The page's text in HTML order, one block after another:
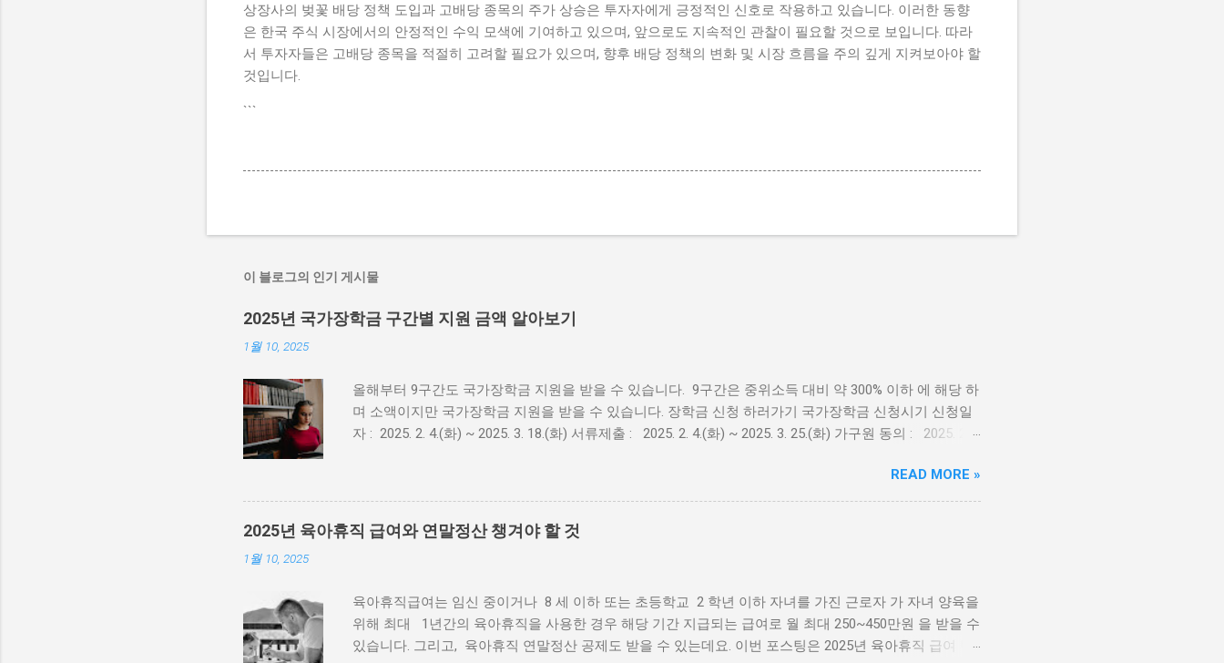
상장사의 벚꽃 배당 정책 도입과 고배당 종목의 주가 상승은 투자자에게 긍정적인 신호로 작용하고 있습니다. 이러한 동향
은 한국 주식 시장에서의 안정적인 수익 모색에 기여하고 있으며, 앞으로도 지속적인 관찰이 필요할 것으로 보입니다. 따라
서 투자자들은 고배당 종목을 적절히 고려할 필요가 있으며, 향후 배당 정책의 변화 및 시장 흐름을 주의 깊게 지켜보아야 할
것입니다.
```
이 블로그의 인기 게시물
2025년 국가장학금 구간별 지원 금액 알아보기
1월 10, 2025
올해부터 9구간도 국가장학금 지원을 받을 수 있습니다. 9구간은 중위소득 대비 약 300% 이하 에 해당 하
며 소액이지만 국가장학금 지원을 받을 수 있습니다. 장학금 신청 하러가기 국가장학금 신청시기 신청일
자 : 2025. 2. 4.(화) ~ 2025. 3. 18.(화) 서류제출 : 2025. 2. 4.(화) ~ 2025. 3. 25.(화) 가구원 동의 : 2025. 2.
신화 신청 기간이 부족 또는 최신화 신청 불가 장학금 신청 하러가기 국가장학금 구간별 소득 기준 * 소
득 기준은 매년 변동 될 수 있으며 한국장학재단 공식 홈페이지 에서 확인 가능. 국가장학금 구간별 지원
금액 지원구간 학기별 연간 금액 1구간 285만원 570만원 2구간 285만원 570만원 3구간
285만원 570만원 4구간 210만원 420만원 5구간 210만원...
READ MORE »
2025년 육아휴직 급여와 연말정산 챙겨야 할 것
1월 10, 2025
육아휴직급여는 임신 중이거나 8 세 이하 또는 초등학교 2 학년 이하 자녀를 가진 근로자 가 자녀 양육을
위해 최대 1년간의 육아휴직을 사용한 경우 해당 기간 지급되는 급여로 월 최대 250~450만원 을 받을 수
있습니다. 그리고, 육아휴직 연말정산 공제도 받을 수 있는데요. 이번 포스팅은 2025년 육아휴직 급여 변